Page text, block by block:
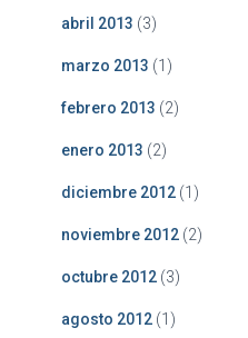
abril 2013 (3)
marzo 2013 (1)
febrero 2013 (2)
enero 2013 (2)
diciembre 2012 (1)
noviembre 2012 (2)
octubre 2012 (3)
agosto 2012 (1)